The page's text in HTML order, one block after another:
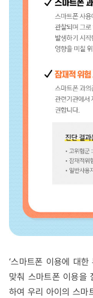
‘스마트폰 이용에 대
맞춰 스마트폰 이용을
하여 우리 아이의 스마